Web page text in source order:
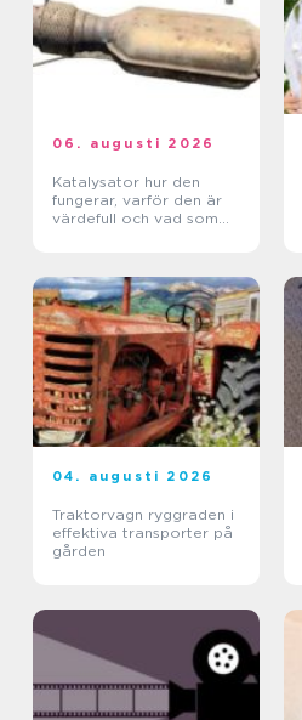
06. augusti 2026
Katalysator hur den
fungerar, varför den är
värdefull och vad som
04. augusti 2026
Traktorvagn ryggraden i
effektiva transporter på
gården